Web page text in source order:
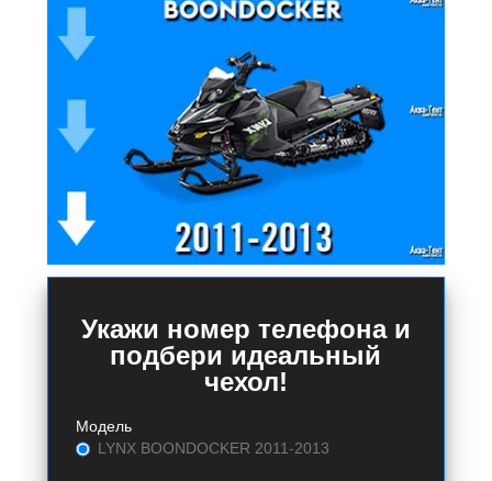
Укажи номер телефона и
подбери идеальный
чехол!
Модель
LYNX BOONDOCKER 2011-2013